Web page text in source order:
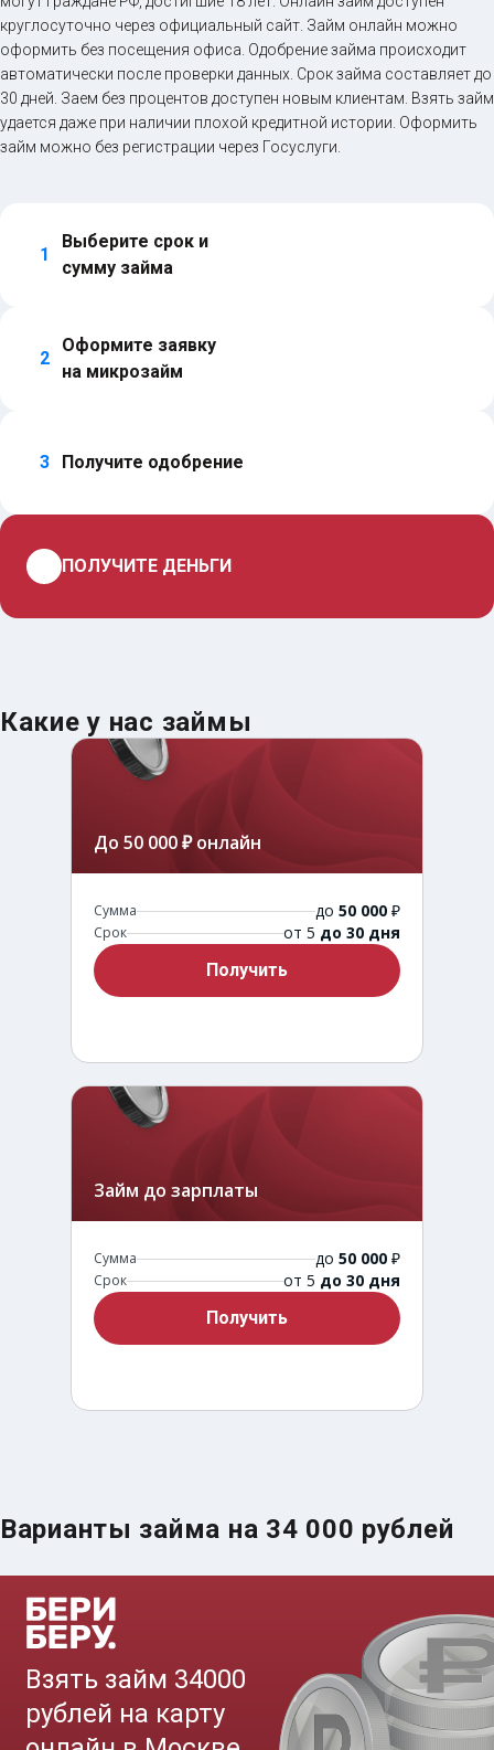
круглосуточно через официальный сайт. Займ онлайн можно
оформить без посещения офиса. Одобрение займа происходит
автоматически после проверки данных. Срок займа составляет до
30 дней. Заем без процентов доступен новым клиентам. Взять займ
удается даже при наличии плохой кредитной истории. Оформить
займ можно без регистрации через Госуслуги.
1
Выберите срок и
сумму займа
2
Оформите заявку
на микрозайм
3 Получите одобрение
ПОЛУЧИТЕ ДЕНЬГИ
Какие у нас займы
До 50 000 ₽ онлайн
Сумма до 50 000 ₽
Срок от 5 до 30 дня
Получить
Займ до зарплаты
Сумма до 50 000 ₽
Срок от 5 до 30 дня
Получить
Срочный займ за 15 минут
Сумма
Срок
до 30 дня
Получить
Варианты займа на 34 000 рублей